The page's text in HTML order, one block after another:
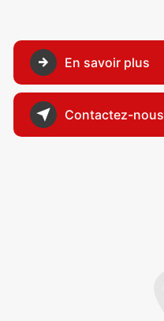
En savoir plus
Contactez-nous